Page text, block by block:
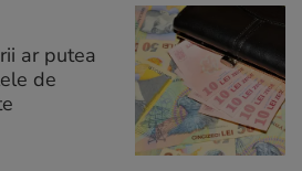
ar putea
de